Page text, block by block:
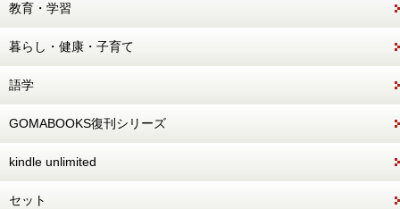
教育・学習
暮らし・健康・子育て
語学
GOMABOOKS復刊シリーズ
kindle unlimited
セット